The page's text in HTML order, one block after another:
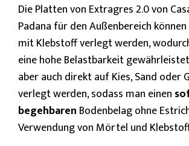
Die Platten von Extragres 2.0 von
Padana für den Außenbereich
mit Klebstoff verlegt werden,
eine hohe Belastbarkeit
aber auch direkt auf Kies, Sand oder
verlegt werden, sodass man einen
begehbaren Bodenbelag ohne
Verwendung von Mörtel und